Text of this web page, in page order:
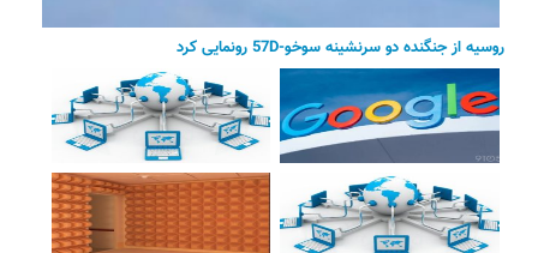
روسیه از جنگنده دو سرنشینه سوخو-57D رونمایی کرد